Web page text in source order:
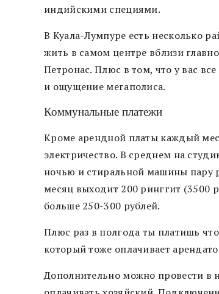
индийскими специями.
В Куала-Лумпуре есть несколько
жить в самом центре вблизи
Петронас. Плюс в том, что у вас
и ощущение мегаполиса.
Коммунальные платежи
Кроме арендной платы каждый
электричество. В среднем на
ночью и стиральной машины пару
месяц выходит 200 ринггит (3500
больше 250-300 рублей.
Плюс раз в полгода ты платишь
который тоже оплачивает
Дополнительно можно провести в